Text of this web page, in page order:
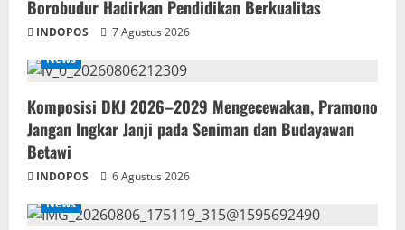
Borobudur Hadirkan Pendidikan Berkualitas
INDOPOS
7 Agustus 2026
News
Komposisi DKJ 2026–2029 Mengecewakan, Pramono
Jangan Ingkar Janji pada Seniman dan Budayawan
Betawi
INDOPOS
6 Agustus 2026
News